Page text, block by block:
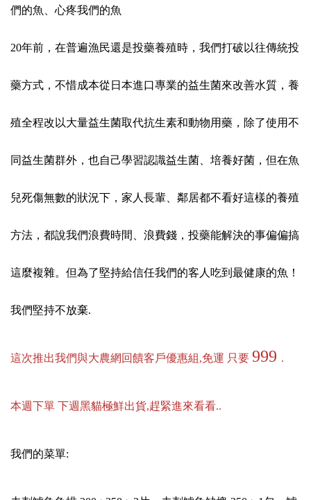
們的魚、心疼我們的魚
20年前，在普遍漁民還是投藥養殖時，我們打破以往傳統投
藥方式，不惜成本從日本進口專業的益生菌來改善水質，養
殖全程改以大量益生菌取代抗生素和動物用藥，除了使用不
同益生菌群外，也自己學習認識益生菌、培養好菌，但在魚
兒死傷無數的狀況下，家人長輩、鄰居都不看好這樣的養殖
方法，都說我們浪費時間、浪費錢，投藥能解決的事偏偏搞
這麼複雜。但為了堅持給信任我們的客人吃到最健康的魚！
我們堅持不放棄.
這次推出我們與大農網回饋客戶優惠組,免運 只要 999 .
本週下單 下週黑貓極鮮出貨,趕緊進來看看..
我們的菜單: